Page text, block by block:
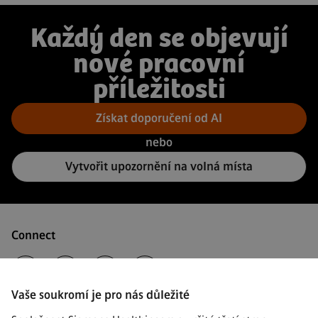
Vaše soukromí je pro nás důležité
Každý den se objevují
nové pracovní
příležitosti
Získat doporučení od AI
nebo
Vytvořit upozornění na volná místa
Connect